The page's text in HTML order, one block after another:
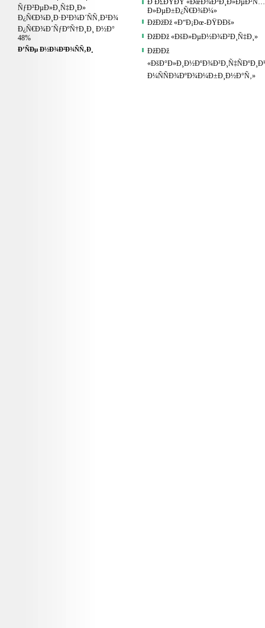
ÑƒÐ²ÐµÐ»Ð¸Ñ‡Ð¸Ð»
Ð¿Ñ€Ð¾Ð¸Ð·Ð²Ð¾Ð´ÑÑ‚Ð²Ð¾
Ð¿Ñ€Ð¾Ð´ÑƒÐºÑ†Ð¸Ð¸ Ð½Ð°
48%
Ð’ÑÐµ Ð½Ð¾Ð²Ð¾ÑÑ‚Ð¸
Ð Ð£ÐŸÐŸ «ÐœÐ¾Ð³Ð¸Ð»ÐµÐ²Ñ…
Ð»ÐµÐ±Ð¿Ñ€Ð¾Ð¼»
ÐžÐžÐž «Ð“Ð¡Ðœ-ÐŸÐÐš»
ÐžÐÐž «ÐšÐ»ÐµÐ½Ð¾Ð²Ð¸Ñ‡Ð¸»
ÐžÐÐž
«ÐšÐ°Ð»Ð¸Ð½ÐºÐ¾Ð²Ð¸Ñ‡ÑÐºÐ¸Ð¹
Ð¼ÑÑÐ¾ÐºÐ¾Ð¼Ð±Ð¸Ð½Ð°Ñ‚»